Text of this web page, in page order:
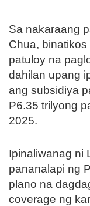
Sa nakaraang
Chua,
patuloy na
dahilan upang
ang subsidiya
P6.35 trilyong
2025.
Ipinaliwanag ni
pananalapi ng
plano na
coverage ng